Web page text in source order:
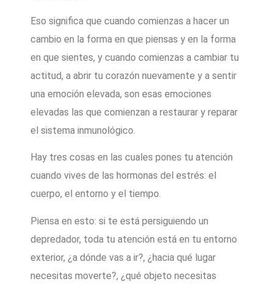
Eso significa que cuando comienzas a hacer un
cambio en la forma en que piensas y en la forma
en que sientes, y cuando comienzas a cambiar tu
actitud, a abrir tu corazón nuevamente y a sentir
una emoción elevada, son esas emociones
elevadas las que comienzan a restaurar y reparar
el sistema inmunológico.
Hay tres cosas en las cuales pones tu atención
cuando vives de las hormonas del estrés: el
cuerpo, el entorno y el tiempo.
Piensa en esto: si te está persiguiendo un
depredador, toda tu atención está en tu entorno
exterior, ¿a dónde vas a ir?, ¿hacia qué lugar
necesitas moverte?, ¿qué objeto necesitas